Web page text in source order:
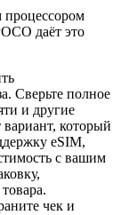
процессором
даёт это
Сверьте полное
и другие
который
eSIM,
с вашим
чек и